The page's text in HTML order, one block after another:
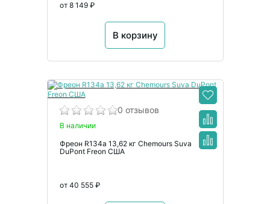
от 8 149 ₽
В корзину
0 отзывов
В наличии
Фреон R134а 13,62 кг Chemours Suva
DuPont Freon США
от 40 555 ₽